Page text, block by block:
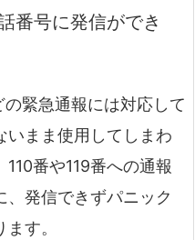
番号に発信ができ
緊急通報には対応して
いまま使用してしまわ
番や119番への通報
、発信できずパニック
す。